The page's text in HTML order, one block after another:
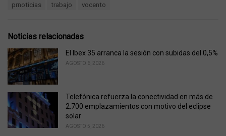
i
e
s
:
prnoticias
trabajo vocento
Noticias relacionadas
El Ibex 35 arranca la sesión con subidas del 0,5%
AGOSTO 6, 2026
Telefónica refuerza la conectividad en más de
2.700 emplazamientos con motivo del eclipse
solar
AGOSTO 5, 2026